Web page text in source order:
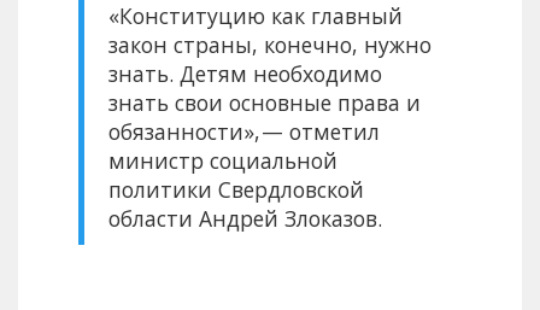
«Конституцию как главный
закон страны, конечно, нужно
знать. Детям необходимо
знать свои основные права и
обязанности», — отметил
министр социальной
политики Свердловской
области Андрей Злоказов.